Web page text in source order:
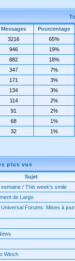
Messages
Pourcentage
3216
65%
946
19%
882
18%
347
7%
171
3%
134
3%
114
2%
91
2%
68
1%
32 1%
plus vus
Sujet
/ This week's smile
de Largo
Universal Forums: Mises à
Winch